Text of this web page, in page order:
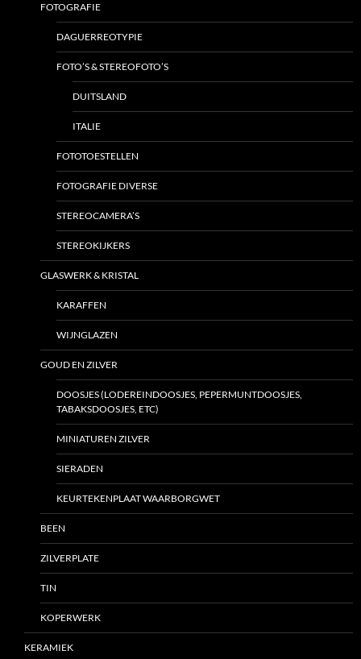
FOTOGRAFIE
DAGUERREOTYPIE
FOTO’S & STEREOFOTO’S
DUITSLAND
ITALIE
FOTOTOESTELLEN
FOTOGRAFIE DIVERSE
STEREOCAMERA’S
STEREOKIJKERS
GLASWERK & KRISTAL
KARAFFEN
WIJNGLAZEN
GOUD EN ZILVER
DOOSJES (LODEREINDOOSJES, PEPERMUNTDOOSJES,
TABAKSDOOSJES, ETC)
MINIATUREN ZILVER
SIERADEN
KEURTEKENPLAAT WAARBORGWET
BEEN
ZILVERPLATE
TIN
KOPERWERK
KERAMIEK